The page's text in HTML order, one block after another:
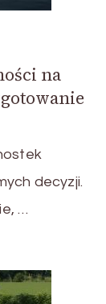
na
decyzji.
…